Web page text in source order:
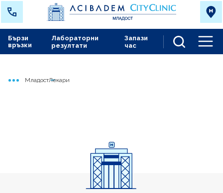
Лабораторни
резултати
Запази
час
Бързи
връзки
Начало
МладостЛекари